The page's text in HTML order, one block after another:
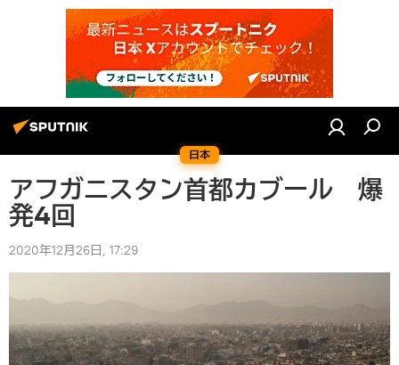
日本
アフガニスタン首都カブール 爆
発4回
2020年12月26日, 17:29